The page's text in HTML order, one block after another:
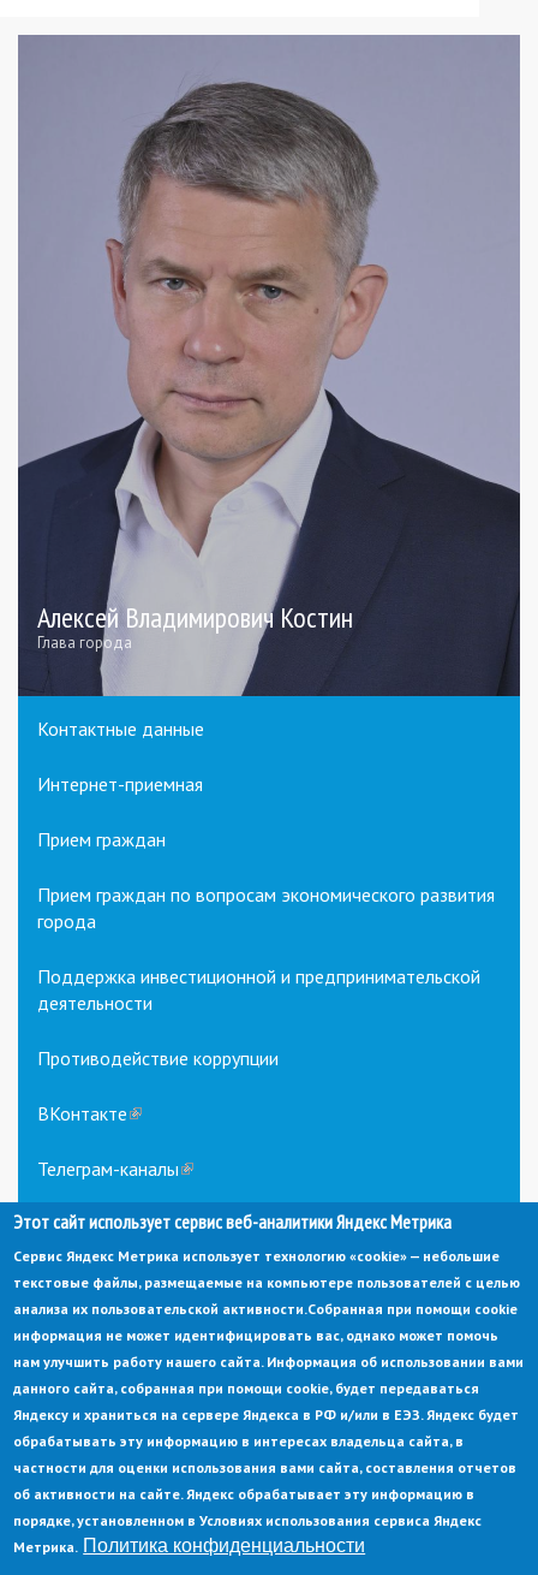
Алексей Владимирович Костин
Глава города
Контактные данные
Интернет-приемная
Прием граждан
Прием граждан по вопросам экономического развития
города
Поддержка инвестиционной и предпринимательской
деятельности
Противодействие коррупции
ВКонтакте(link
external)
Телеграм-каналы(link
external)
© Администрация города Заречный
Электронная почта:
adm@zarechny.zato.ru
sends
e-
mail)
Пензенская обл, г. Заречный, пр-кт. 30-летия Победы, д. 27, 442960
При публикации материалов сайта ссылка на источник обязательна.
Политика конфиденциальности Ссылка на старый сайт
Этот сайт использует сервис веб-аналитики Яндекс Метрика
Сервис Яндекс Метрика использует технологию «cookie» — небольшие
текстовые файлы, размещаемые на компьютере пользователей с целью
анализа их пользовательской активности.Собранная при помощи cookie
информация не может идентифицировать вас, однако может помочь
нам улучшить работу нашего сайта. Информация об использовании вами
данного сайта, собранная при помощи cookie, будет передаваться
Яндексу и храниться на сервере Яндекса в РФ и/или в ЕЭЗ. Яндекс будет
обрабатывать эту информацию в интересах владельца сайта, в
частности для оценки использования вами сайта, составления отчетов
об активности на сайте. Яндекс обрабатывает эту информацию в
порядке, установленном в Условиях использования сервиса Яндекс
Метрика. Политика конфиденциальности